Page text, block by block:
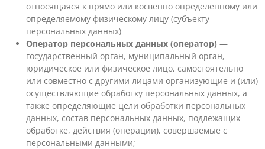
относящаяся к прямо или косвенно определенному или
определяемому физическому лицу (субъекту
персональных данных)
Оператор персональных данных (оператор) —
государственный орган, муниципальный орган,
юридическое или физическое лицо, самостоятельно
или совместно с другими лицами организующие и (или)
осуществляющие обработку персональных данных, а
также определяющие цели обработки персональных
данных, состав персональных данных, подлежащих
обработке, действия (операции), совершаемые с
персональными данными;